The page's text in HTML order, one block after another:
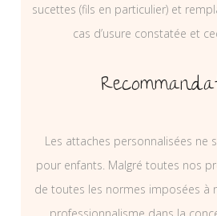
sucettes (fils en particulier) et
cas d’usure constatée et
Les attaches personnalisées ne
pour enfants. Malgré toutes nos
de toutes les normes imposées à